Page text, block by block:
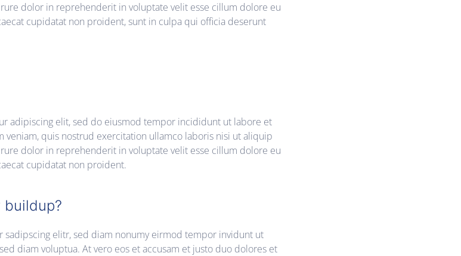
dolor in reprehenderit in voluptate velit esse cillum dolore eu
cupidatat non proident, sunt in culpa qui officia deserunt
adipiscing elit, sed do eiusmod tempor incididunt ut labore et
veniam, quis nostrud exercitation ullamco laboris nisi ut aliquip
dolor in reprehenderit in voluptate velit esse cillum dolore eu
cupidatat non proident.
sadipscing elitr, sed diam nonumy eirmod tempor invidunt ut
diam voluptua. At vero eos et accusam et justo duo dolores et